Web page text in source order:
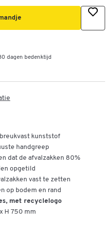
dagen bedenktijd
kunststof
handgreep
dat de afvalzakken 80%
opgetild
vast te zetten
op bodem en rand
met recyclelogo
H 750 mm